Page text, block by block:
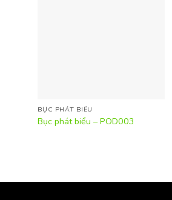
BỤC PHÁT BIỂU
Bục phát biểu – POD003